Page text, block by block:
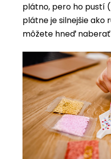
plátno, pero ho pustí
plátne je silnejšie ako
môžete hneď